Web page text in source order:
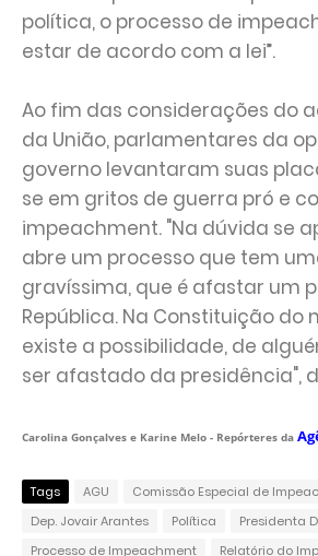
política, o processo de
estar de acordo com a lei”.
Ao fim das considerações do
da União, parlamentares da
governo levantaram suas
se em gritos de guerra pró e
impeachment. "Na dúvida se
abre um processo que tem
gravíssima, que é afastar um
República. Na Constituição do
existe a possibilidade, de
ser afastado da presidência",
Carolina Gonçalves e Karine Melo - Repórteres da
Tags AGU Comissão Especial de
Dep. Jovair Arantes
Política
Presidenta
Processo de Impeachment
Relatório do